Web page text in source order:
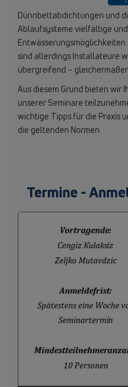
Dünnbettabdichtungen und
Ablaufsysteme vielfältige
sind allerdings Installateure
übergreifend –
Aus diesem Grund bieten wir
unserer Seminare
wichtige Tipps für die Praxis
die geltenden Normen.
Termine -